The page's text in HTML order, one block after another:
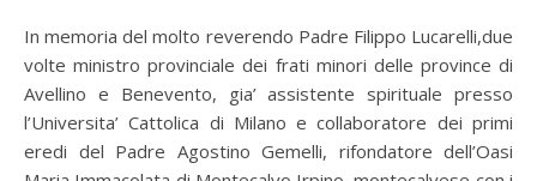
In memoria del molto reverendo Padre Filippo Lucarelli,due
volte ministro provinciale dei frati minori delle province di
Avellino e Benevento, gia’ assistente spirituale presso
l’Universita’ Cattolica di Milano e collaboratore dei primi
eredi del Padre Agostino Gemelli, rifondatore dell’Oasi